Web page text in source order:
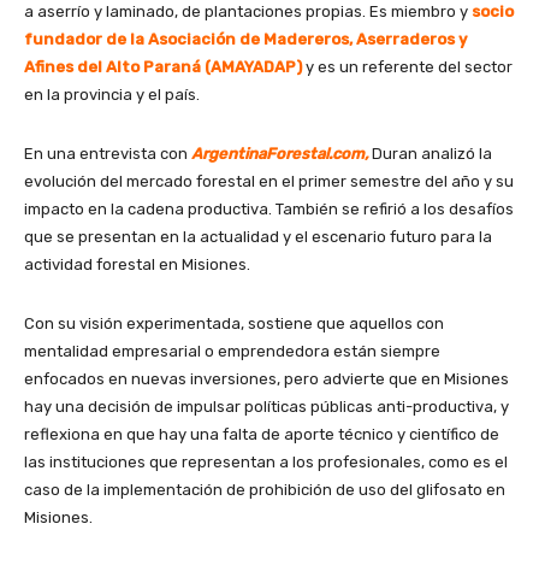
a aserrío y laminado, de plantaciones propias. Es miembro y socio
fundador de la Asociación de Madereros, Aserraderos y
Afines del Alto Paraná (AMAYADAP) y es un referente del sector
en la provincia y el país.
En una entrevista con ArgentinaForestal.com, Duran analizó la
evolución del mercado forestal en el primer semestre del año y su
impacto en la cadena productiva. También se refirió a los desafíos
que se presentan en la actualidad y el escenario futuro para la
actividad forestal en Misiones.
Con su visión experimentada, sostiene que aquellos con
mentalidad empresarial o emprendedora están siempre
enfocados en nuevas inversiones, pero advierte que en Misiones
hay una decisión de impulsar políticas públicas anti-productiva, y
reflexiona en que hay una falta de aporte técnico y científico de
las instituciones que representan a los profesionales, como es el
caso de la implementación de prohibición de uso del glifosato en
Misiones.